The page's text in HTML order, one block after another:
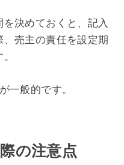
決めておくと、記入
売主の責任を設定期
一般的です。
の注意点